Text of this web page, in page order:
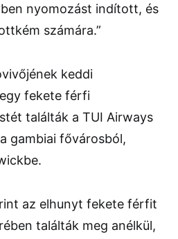
nyomozást indított, és
számára.”
keddi
fekete férfi
találták a TUI Airways
gambiai fővárosból,
az elhunyt fekete férfit
találták meg anélkül,